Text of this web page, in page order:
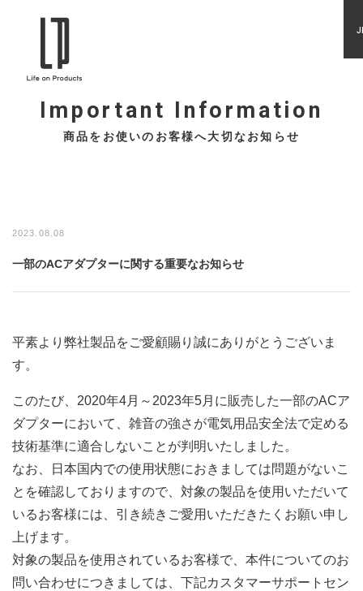
Important Information
商品をお使いのお客様へ大切なお知らせ
2023.08.08
一部のACアダプターに関する重要なお知らせ
平素より弊社製品をご愛顧賜り誠にありがとうございま
す。
このたび、2020年4月～2023年5月に販売した一部のACア
ダプターにおいて、雑音の強さが電気用品安全法で定める
技術基準に適合しないことが判明いたしました。
なお、日本国内での使用状態におきましては問題がないこ
とを確認しておりますので、対象の製品を使用いただいて
いるお客様には、引き続きご愛用いただきたくお願い申し
上げます。
対象の製品を使用されているお客様で、本件についてのお
問い合わせにつきましては、下記カスタマーサポートセン